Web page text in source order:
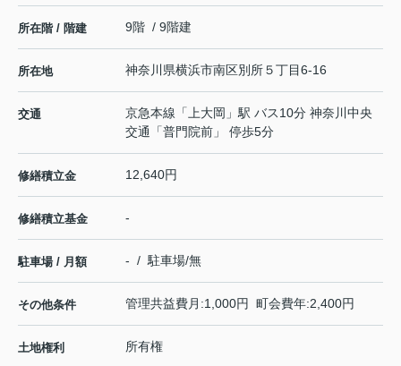
所在階 / 階建 9階 / 9階建
所在地 神奈川県横浜市南区別所５丁目6-16
交通 京急本線 「 上大岡 」駅 バス10分 神奈川中央
交通「普門院前」 停歩5分
修繕積立金 12,640円
修繕積立基金 -
駐車場 / 月額 - / 駐車場/無
その他条件 管理共益費月:1,000円 町会費年:2,400円
土地権利 所有権